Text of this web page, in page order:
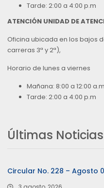
Tarde: 2:00 a 4:00 p.m
ATENCIÓN UNIDAD DE
Oficina ubicada en los bajos
carreras 3ª y 2ª),
Horario de lunes a viernes
Mañana: 8:00 a 12:00
Tarde: 2:00 a 4:00 p.m
Últimas Noticias
Circular No. 228 – Agosto